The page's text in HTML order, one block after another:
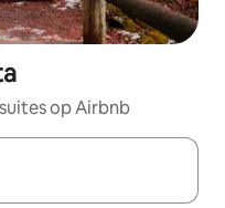
op Airbnb
zijn, maak je een keuze